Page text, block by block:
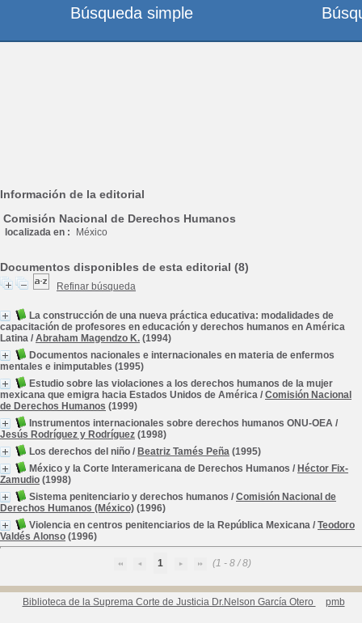
Información de la editorial
Comisión Nacional de Derechos Humanos
localizada en : México
Documentos disponibles de esta editorial (8)
Refinar búsqueda
La construcción de una nueva práctica educativa: modalidades de
capacitación de profesores en educación y derechos humanos en América
Latina / Abraham Magendzo K. (1994)
Documentos nacionales e internacionales en materia de enfermos
mentales e inimputables (1995)
Estudio sobre las violaciones a los derechos humanos de la mujer
mexicana que emigra hacia Estados Unidos de América / Comisión Nacional
de Derechos Humanos (1999)
Instrumentos internacionales sobre derechos humanos ONU-OEA /
Jesús Rodríguez y Rodríguez (1998)
Los derechos del niño / Beatriz Tamés Peña (1995)
México y la Corte Interamericana de Derechos Humanos / Héctor Fix-
Zamudio (1998)
Sistema penitenciario y derechos humanos / Comisión Nacional de
Derechos Humanos (México) (1996)
Violencia en centros penitenciarios de la República Mexicana / Teodoro
Valdés Alonso (1996)
1 (1 - 8 / 8)
Biblioteca de la Suprema Corte de Justicia Dr.Nelson García Otero pmb
Búsqueda simple